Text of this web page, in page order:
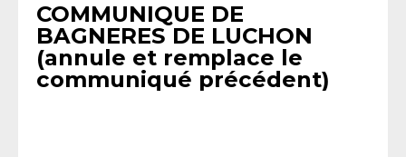
COMMUNIQUE DE
BAGNERES DE LUCHON
(annule et remplace le
communiqué précédent)